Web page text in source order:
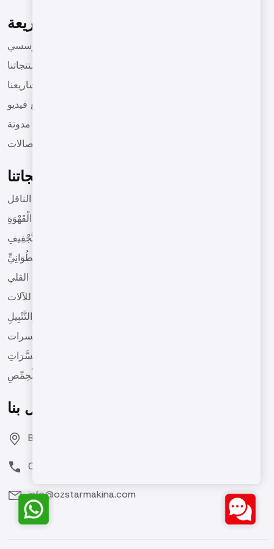
قائمة سريعة
مؤسسي
منتجاتنا
مشاريعنا
مقاطع فيديو
مدونة
الاتصالات
منتجاتنا
آلات تحميص من نوع الحزام الناقل
آلَاتُ تَحْمِيصِ الْقَهْوَةِ
آلَاتُ التَّجْفِيفِ
آلَاتُ تَحْمِيصٍ ذَاتُ شَكْلٍ أَسْطُوَانِيٍّ
آلات القلي
التجهيزات المعدة للآلات
آلَاتُ التَّمْلِيحِ وَالتَّتْبِيلِ
الآلات لصنع زبدة المكسرات
آلَةُ تَغْلِيفِ الْمُكَسَّرَاتِ
آلَاتُ تَحْمِيصِ الْحِمِّصِ
اتصل بنا
Bozburun Mh. 7050 Sk. No:19 Merkezefendi/DENİZLİ
0(258) 371 26 76
info@ozstarmakina.com